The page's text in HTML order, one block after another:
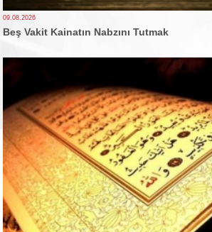
09.08.2026
Beş Vakit Kainatın Nabzını Tutmak